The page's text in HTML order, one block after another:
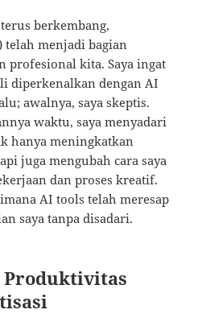
berkembang,
telah menjadi bagian
profesional kita. Saya ingat
diperkenalkan dengan AI
awalnya, saya skeptis.
waktu, saya menyadari
hanya meningkatkan
juga mengubah cara saya
dan proses kreatif.
AI tools telah meresap
saya tanpa disadari.